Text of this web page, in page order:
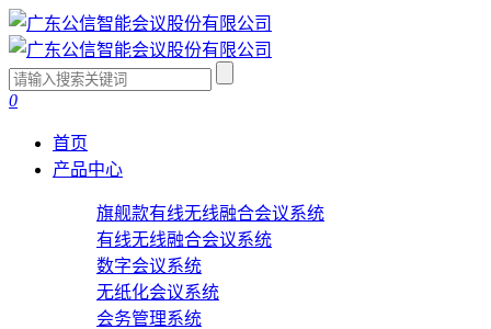
0
首页
产品中心
旗舰款有线无线融合会议系统
有线无线融合会议系统
数字会议系统
无纸化会议系统
会务管理系统